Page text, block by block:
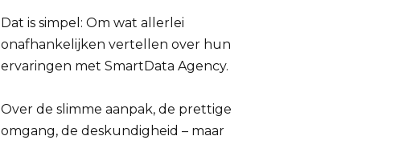
Dat is simpel: Om wat allerlei
onafhankelijken vertellen over hun
ervaringen met SmartData Agency.
Over de slimme aanpak, de prettige
omgang, de deskundigheid – maar